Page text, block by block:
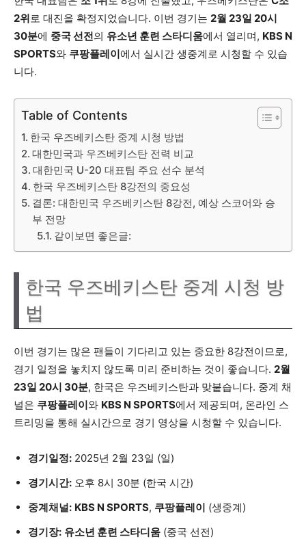
2위로 대진을 확정지었습니다. 이번 경기는 2월 23일 20시
30분에 중국 선전의 유소년 훈련 스타디움에서 열리며, KBS N
SPORTS와 쿠팡플레이에서 실시간 생중계로 시청할 수 있습
니다.
Table of Contents
한국 우즈베키스탄 중계 시청 방법
대한민국과 우즈베키스탄 전력 비교
대한민국 U-20 대표팀 주요 선수 분석
한국 우즈베키스탄 8강전의 중요성
결론: 대한민국 우즈베키스탄 8강전, 예상 스코어와 승
부 전망
같이보면 좋은글:
한국 우즈베키스탄 중계 시청 방
법
이번 경기는 많은 팬들이 기다리고 있는 중요한 8강전이므로,
경기 일정을 놓치지 않도록 미리 준비하는 것이 좋습니다. 2월
23일 20시 30분, 한국은 우즈베키스탄과 맞붙습니다. 중계 채
널은 쿠팡플레이와 KBS N SPORTS에서 제공되며, 온라인 스
트리밍을 통해 실시간으로 경기 영상을 시청할 수 있습니다.
경기일정: 2025년 2월 23일 (일)
경기시간: 오후 8시 30분 (한국 시간)
중계채널: KBS N SPORTS, 쿠팡플레이 (생중계)
경기장: 유소년 훈련 스타디움 (중국 선전)